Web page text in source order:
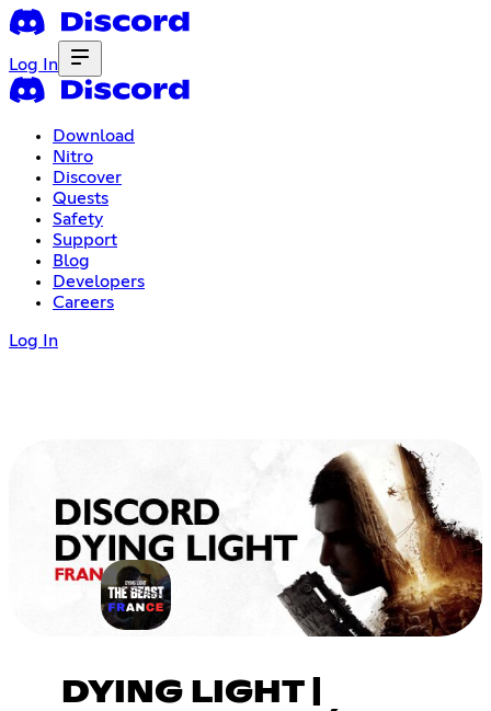
Log In
Download
Nitro
Discover
Quests
Safety
Support
Blog
Developers
Careers
Log In
DYING LIGHT |